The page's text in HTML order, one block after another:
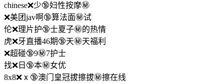
chinese❌少🔞妇性按摩㊙️
❌美团jav啊🔞算法面㊙️试
伦❌理片护🔞士夏子㊙️的热情
虎❌牙直播46期🔞天㊙️天福利
❌超碰🔞9㊙️7护士
找❌日🔞本㊙️女优
8x8❌ⅹ🔞澳门皇冠拔擦拔㊙️擦在线